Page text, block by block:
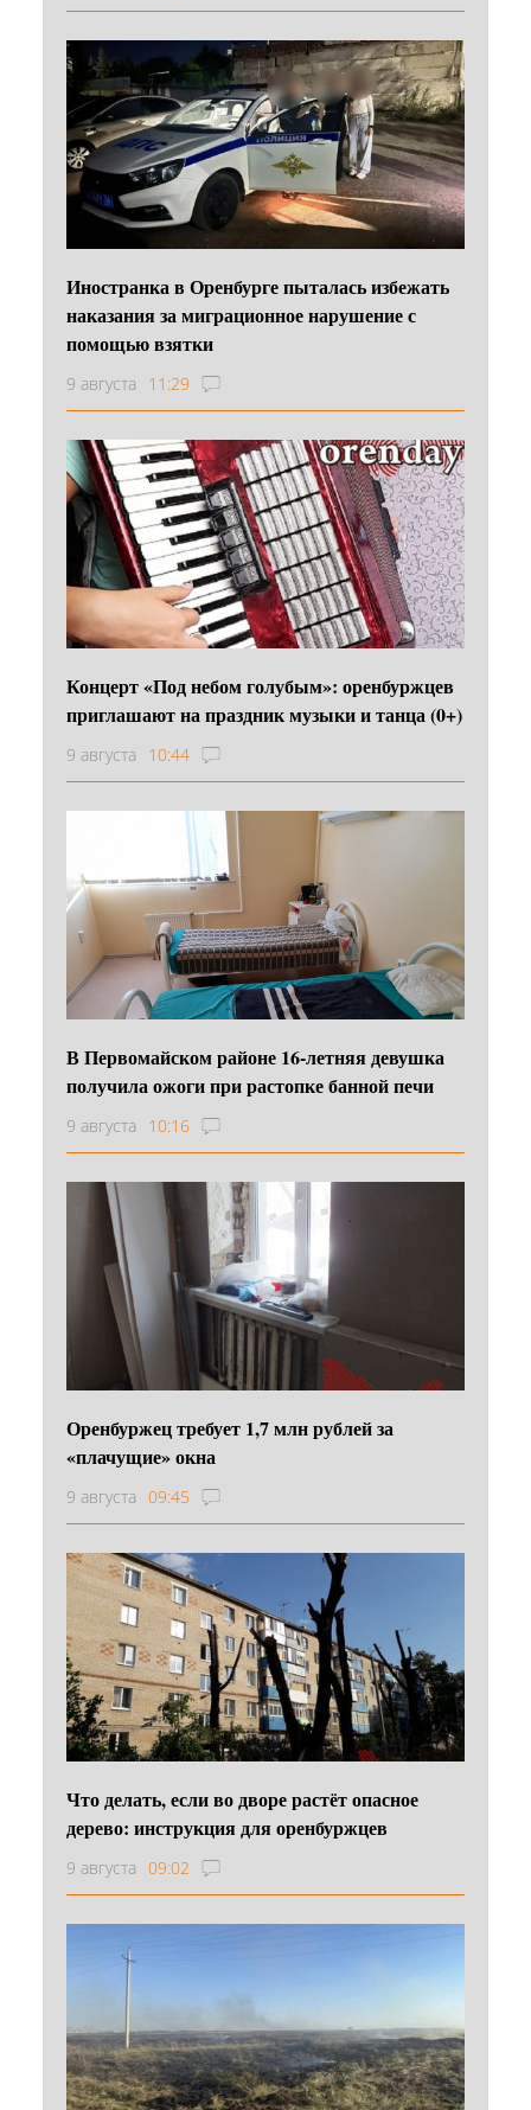
Иностранка в Оренбурге пыталась избежать
наказания за миграционное нарушение с
помощью взятки
9 августа 11:29
Концерт «Под небом голубым»: оренбуржцев
приглашают на праздник музыки и танца (0+)
9 августа 10:44
В Первомайском районе 16‑летняя девушка
получила ожоги при растопке банной печи
9 августа 10:16
Оренбуржец требует 1,7 млн рублей за
«плачущие» окна
9 августа 09:45
Что делать, если во дворе растёт опасное
дерево: инструкция для оренбуржцев
9 августа 09:02